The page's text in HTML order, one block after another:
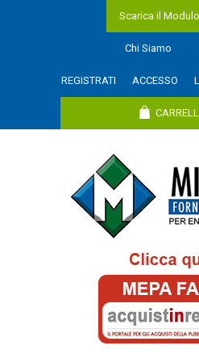
Scarica il
Chi Siamo
REGISTRATI ACCESSO